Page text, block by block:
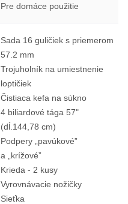
Pre domáce použitie
Sada 16 guličiek s priemerom
57.2 mm
Trojuholník na umiestnenie
loptičiek
Čistiaca kefa na súkno
4 biliardové tága 57"
(dĺ.144,78 cm)
Podpery „pavúkové”
a „krížové”
Krieda - 2 kusy
Vyrovnávacie nožičky
Sieťka